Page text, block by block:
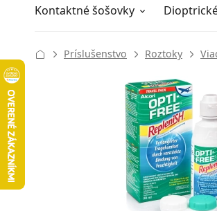
Kontaktné šošovky
Roztoky
Všetko o nákupe
Príslušenstvo Roztoky